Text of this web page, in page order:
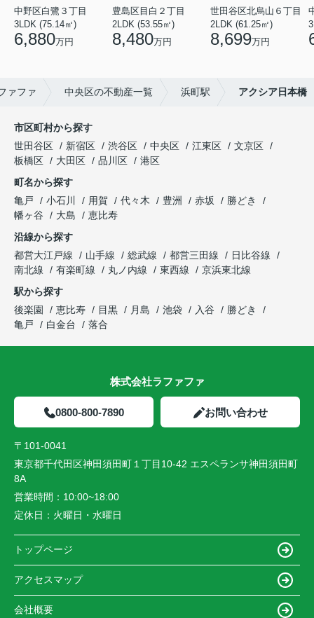
中野区白鷺３丁目
3LDK (75.14㎡)
6,880万円
豊島区目白２丁目
2LDK (53.55㎡)
8,480万円
世田谷区北烏山６丁目
2LDK (61.25㎡)
8,699万円
ァファ 中央区の不動産一覧 浜町駅 アクシア日本橋
市区町村から探す
世田谷区
新宿区 渋谷区 中央区 江東区
文京区
板橋区
大田区 品川区
港区
町名から探す
亀戸
小石川 用賀 代々木 豊洲 赤坂
勝どき
幡ヶ谷
大島
恵比寿
沿線から探す
都営大江戸線
山手線 総武線 都営三田線
日比谷線
南北線
有楽町線 丸ノ内線 東西線
京浜東北線
駅から探す
後楽園
恵比寿 目黒 月島 池袋 入谷
勝どき
亀戸
白金台 落合
株式会社ラファファ
0800-800-7890 お問い合わせ
〒101-0041
東京都千代田区神田須田町１丁目10-42 エスペランサ神田須田町
8A
営業時間： 10:00~18:00
定休日： 火曜日・水曜日
トップページ
アクセスマップ
会社概要